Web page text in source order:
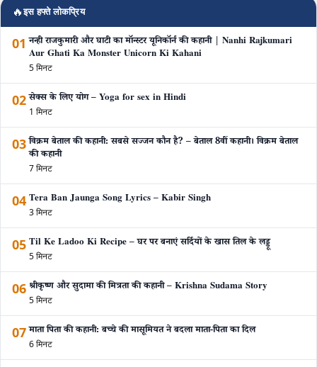
🔥इस हफ्ते लोकप्रिय
01 नन्ही राजकुमारी और घाटी का मॉन्स्टर यूनिकॉर्न की कहानी | Nanhi Rajkumari
Aur Ghati Ka Monster Unicorn Ki Kahani
5 मिनट
02 सेक्स के लिए योग – Yoga for sex in Hindi
1 मिनट
03 विक्रम बेताल की कहानी: सबसे सज्जन कौन है? – बेताल 8वीं कहानी। विक्रम बेताल
की कहानी
7 मिनट
04 Tera Ban Jaunga Song Lyrics – Kabir Singh
3 मिनट
05 Til Ke Ladoo Ki Recipe – घर पर बनाएं सर्दियों के खास तिल के लड्डू
5 मिनट
06 श्रीकृष्ण और सुदामा की मित्रता की कहानी – Krishna Sudama Story
5 मिनट
07 माता पिता की कहानी: बच्चे की मासूमियत ने बदला माता-पिता का दिल
6 मिनट